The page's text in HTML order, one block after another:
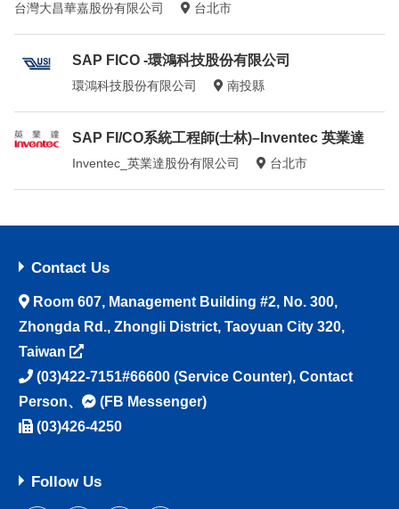
台灣大昌華嘉股份有限公司 台北市
SAP FICO -環鴻科技股份有限公司
環鴻科技股份有限公司 南投縣
SAP FI/CO系統工程師(士林)–Inventec 英業達
Inventec_英業達股份有限公司 台北市
Contact Us
Room 607, Management Building #2, No. 300,
Zhongda Rd., Zhongli District, Taoyuan City 320,
Taiwan
(03)422-7151#66600 (Service Counter),Contact
Person、
(FB Messenger)
(03)426-4250
Follow Us